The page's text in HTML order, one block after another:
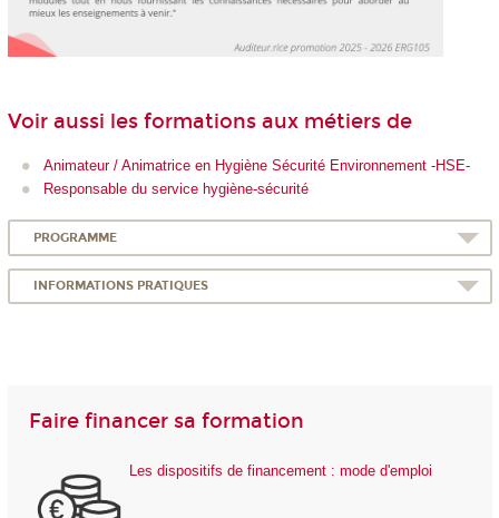
Voir aussi les formations aux métiers de
Animateur / Animatrice en Hygiène Sécurité Environnement -HSE-
Responsable du service hygiène-sécurité
PROGRAMME
INFORMATIONS PRATIQUES
Faire financer sa formation
Les dispositifs de financement : mode d'emploi